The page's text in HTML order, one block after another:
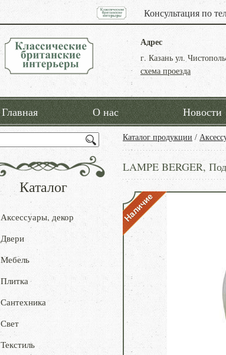
Консультация по
Адрес
г. Казань ул.
схема проезда
Главная О нас Новости
Каталог продукции /
LAMPE BERGER,
Каталог
Аксессуары, декор
Двери
Мебель
Плитка
Сантехника
Свет
Текстиль